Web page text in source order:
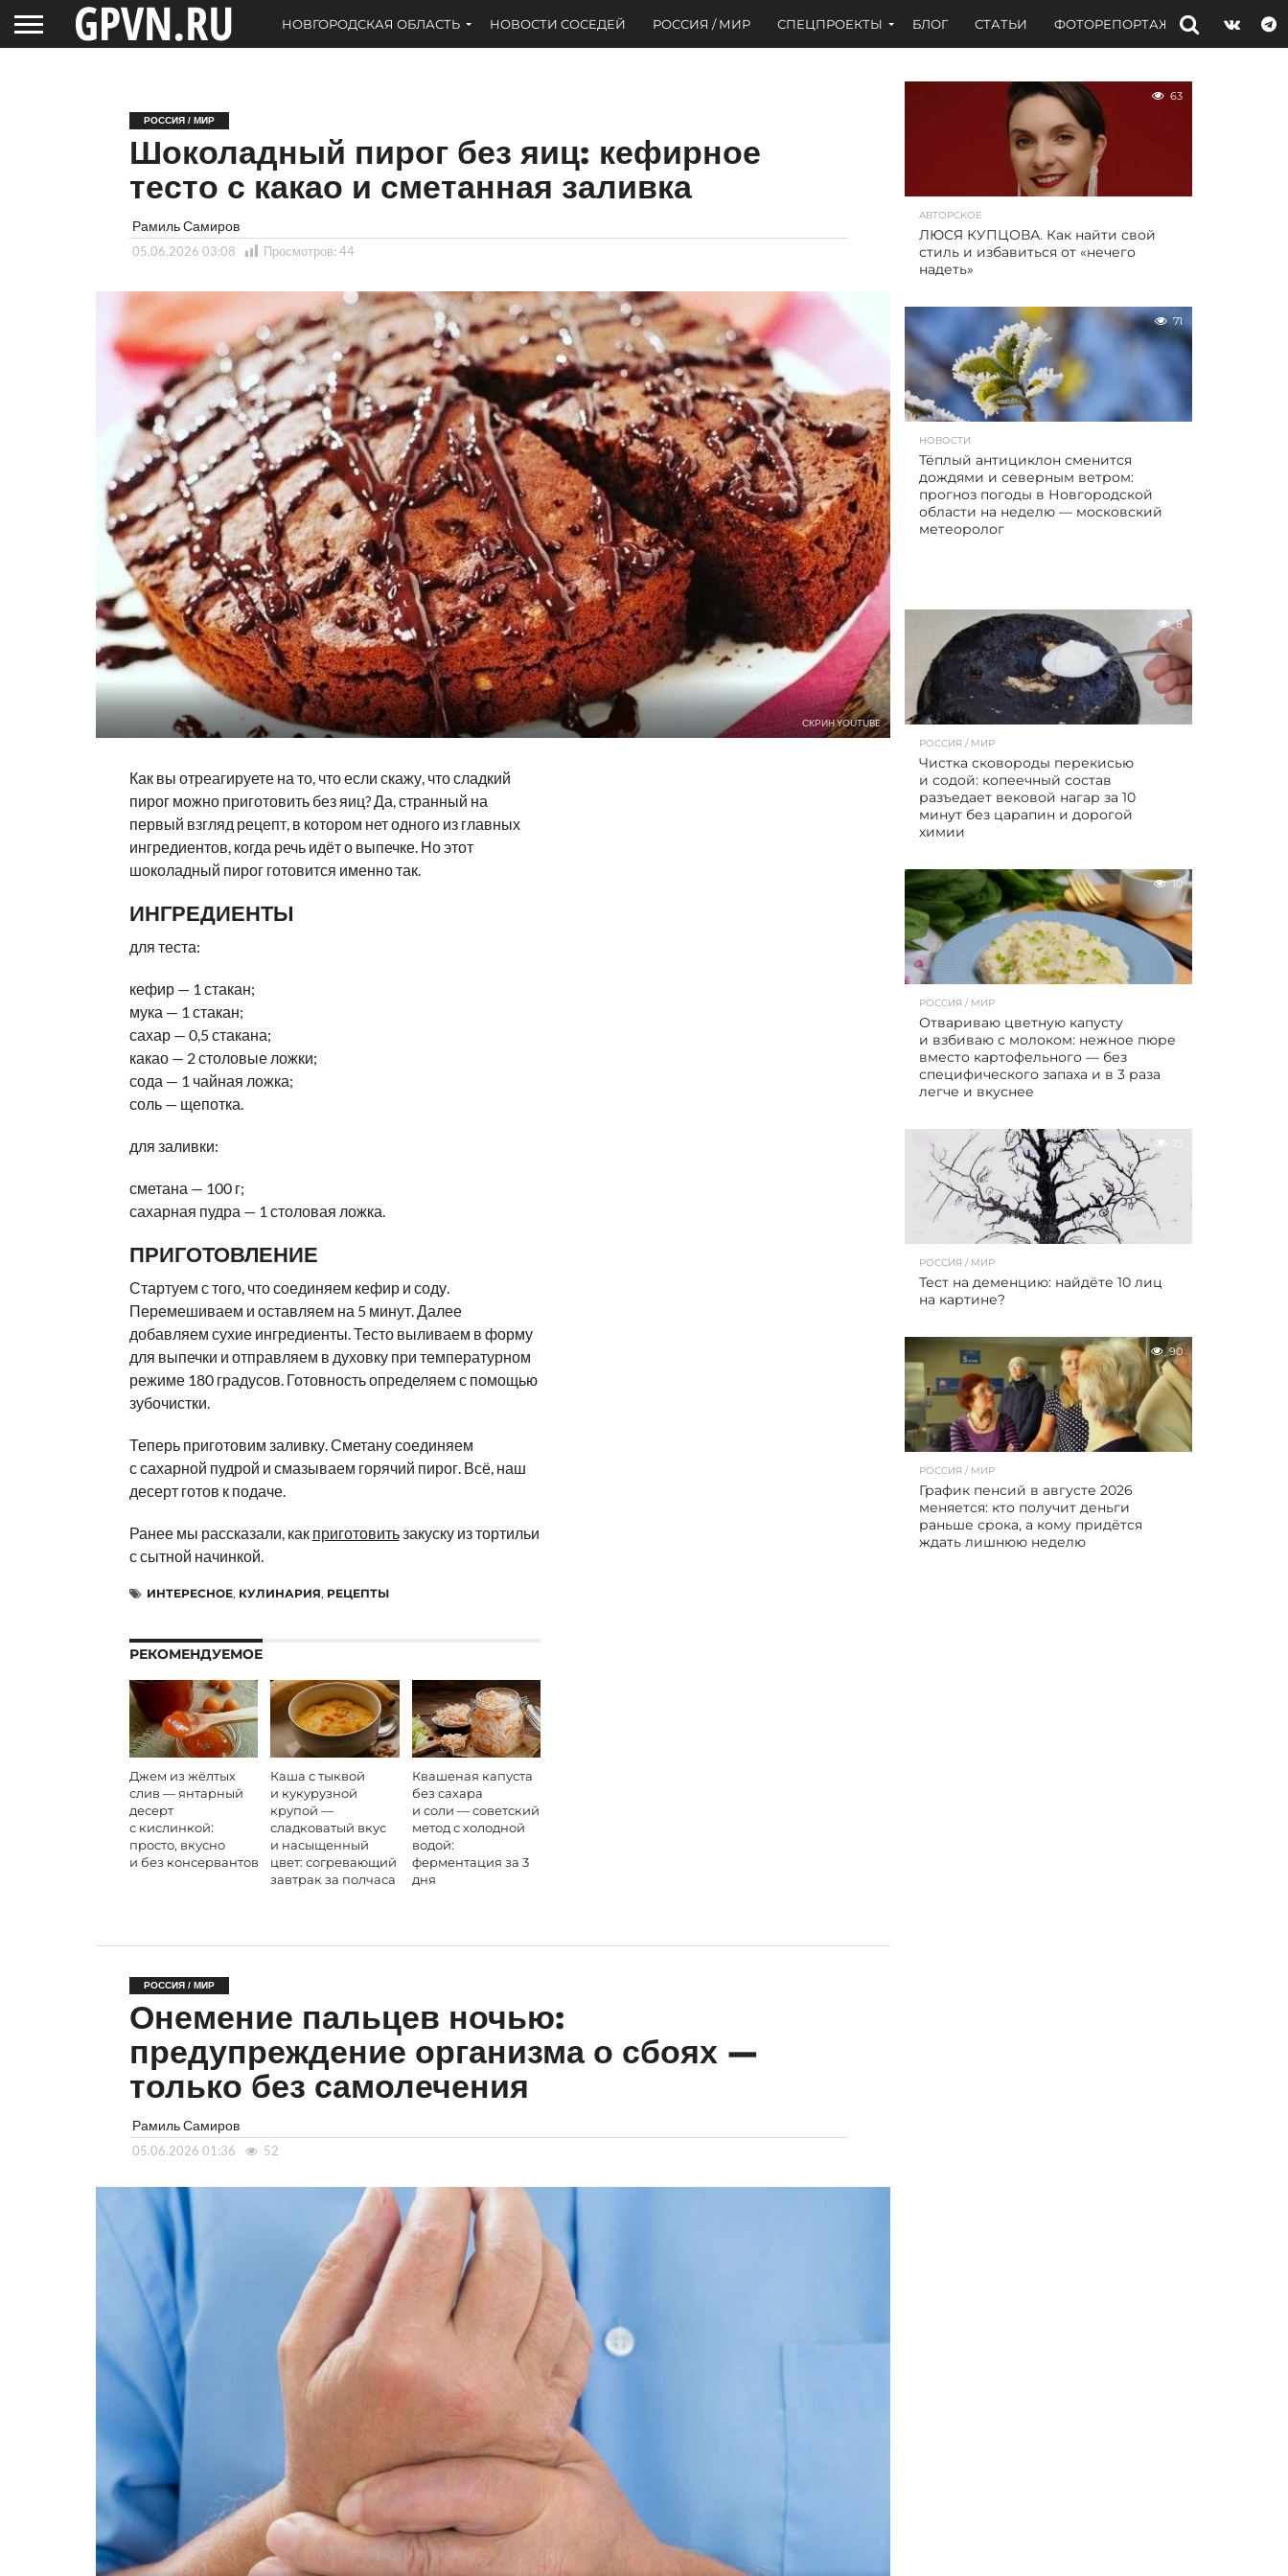
НОВГОРОДСКАЯ ОБЛАСТЬ НОВОСТИ СОСЕДЕЙ РОССИЯ / МИР СПЕЦПРОЕКТЫ БЛОГ СТАТЬИ ФОТОРЕПОРТАЖИ ИНТЕРВЬЮ
РОССИЯ / МИР
Шоколадный пирог без яиц: кефирное
тесто с какао и сметанная заливка
Рамиль Самиров
05.06.2026 03:08 Просмотров: 44
СКРИН YOUTUBE
Как вы отреагируете на то, что если скажу, что сладкий
пирог можно приготовить без яиц? Да, странный на
первый взгляд рецепт, в котором нет одного из главных
ингредиентов, когда речь идёт о выпечке. Но этот
шоколадный пирог готовится именно так.
ИНГРЕДИЕНТЫ
для теста:
кефир — 1 стакан;
мука — 1 стакан;
сахар — 0,5 стакана;
какао — 2 столовые ложки;
сода — 1 чайная ложка;
соль — щепотка.
для заливки:
сметана — 100 г;
сахарная пудра — 1 столовая ложка.
ПРИГОТОВЛЕНИЕ
Стартуем с того, что соединяем кефир и соду.
Перемешиваем и оставляем на 5 минут. Далее
добавляем сухие ингредиенты. Тесто выливаем в форму
для выпечки и отправляем в духовку при температурном
режиме 180 градусов. Готовность определяем с помощью
зубочистки.
Теперь приготовим заливку. Сметану соединяем
с сахарной пудрой и смазываем горячий пирог. Всё, наш
десерт готов к подаче.
Ранее мы рассказали, как приготовитьзакуску из тортильи
с сытной начинкой.
ИНТЕРЕСНОЕ, КУЛИНАРИЯ, РЕЦЕПТЫ
РЕКОМЕНДУЕМОЕ
Джем из жёлтых
слив — янтарный
десерт
с кислинкой:
просто, вкусно
и без консервантов
Каша с тыквой
и кукурузной
крупой —
сладковатый вкус
и насыщенный
цвет: согревающий
завтрак за полчаса
Квашеная капуста
без сахара
и соли — советский
метод с холодной
водой:
ферментация за 3
дня
РОССИЯ / МИР
Онемение пальцев ночью:
предупреждение организма о сбоях —
только без самолечения
Рамиль Самиров
05.06.2026 01:36 52
63
АВТОРСКОЕ
ЛЮСЯ КУПЦОВА. Как найти свой
стиль и избавиться от «нечего
надеть»
71
НОВОСТИ
Тёплый антициклон сменится
дождями и северным ветром:
прогноз погоды в Новгородской
области на неделю — московский
метеоролог
8
РОССИЯ / МИР
Чистка сковороды перекисью
и содой: копеечный состав
разъедает вековой нагар за 10
минут без царапин и дорогой
химии
10
РОССИЯ / МИР
Отвариваю цветную капусту
и взбиваю с молоком: нежное пюре
вместо картофельного — без
специфического запаха и в 3 раза
легче и вкуснее
РОССИЯ / МИР
Тест на деменцию: найдёте 10 лиц
на картине?
90
РОССИЯ / МИР
График пенсий в августе 2026
меняется: кто получит деньги
раньше срока, а кому придётся
ждать лишнюю неделю